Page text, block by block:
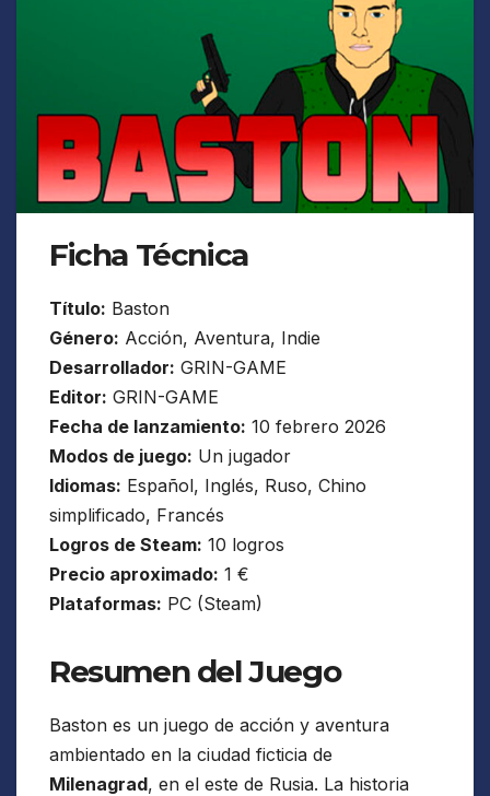
Ficha Técnica
Título: Baston
Género: Acción, Aventura, Indie
Desarrollador: GRIN-GAME
Editor: GRIN-GAME
Fecha de lanzamiento: 10 febrero 2026
Modos de juego: Un jugador
Idiomas: Español, Inglés, Ruso, Chino
simplificado, Francés
Logros de Steam: 10 logros
Precio aproximado: 1 €
Plataformas: PC (Steam)
Resumen del Juego
Baston es un juego de acción y aventura
ambientado en la ciudad ficticia de
Milenagrad, en el este de Rusia. La historia